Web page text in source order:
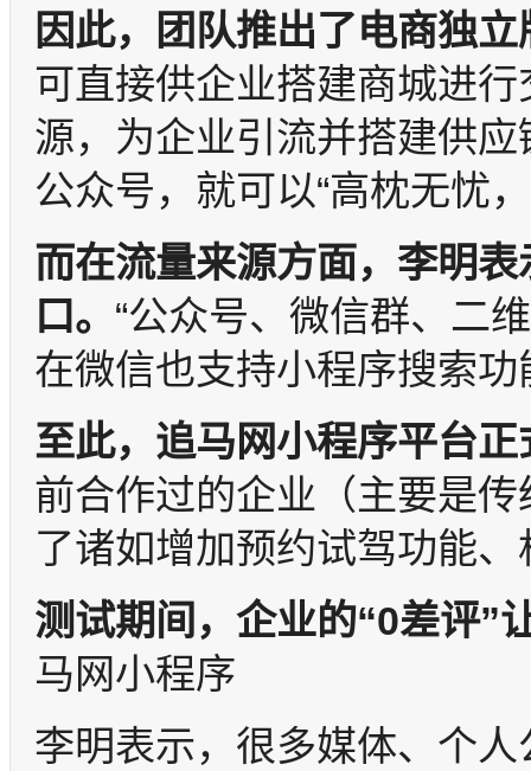
因此，团队推出了电商独
可直接供企业搭建商城进
源，为企业引流并搭建供
公众号，就可以“高枕无忧
而在流量来源方面，李明
口。 “公众号、微信群、二
在微信也支持小程序搜索功
至此，追马网小程序平台正
前合作过的企业（主要是
了诸如增加预约试驾功能
测试期间，企业的“0差评”
马网小程序
李明表示，很多媒体、个